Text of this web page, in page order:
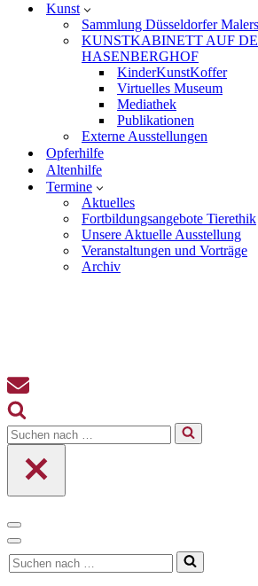
Kunst
Sammlung Düsseldorfer
KUNSTKABINETT AUF
HASENBERGHOF
KinderKunstKoffer
Virtuelles Museum
Mediathek
Publikationen
Externe Ausstellungen
Opferhilfe
Altenhilfe
Termine
Aktuelles
Fortbildungsangebote Tierethik
Unsere Aktuelle Ausstellung
Veranstaltungen und Vorträge
Archiv
Suchen
nach …
Navigationsmenü
Navigationsmenü
Suchen
nach …